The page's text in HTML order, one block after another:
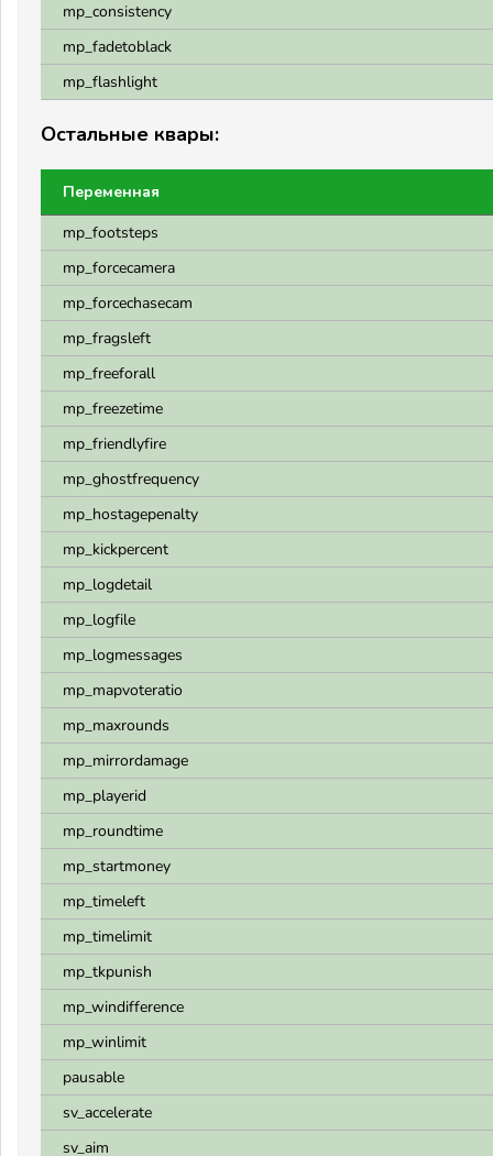
mp_consistency
mp_fadetoblack
mp_flashlight
Остальные квары:
Переменная
mp_footsteps
mp_forcecamera
mp_forcechasecam
mp_fragsleft
mp_freeforall
mp_freezetime
mp_friendlyfire
mp_ghostfrequency
mp_hostagepenalty
mp_kickpercent
mp_logdetail
mp_logfile
mp_logmessages
mp_mapvoteratio
mp_maxrounds
mp_mirrordamage
mp_playerid
mp_roundtime
mp_startmoney
mp_timeleft
mp_timelimit
mp_tkpunish
mp_windifference
mp_winlimit
pausable
sv_accelerate
sv_aim